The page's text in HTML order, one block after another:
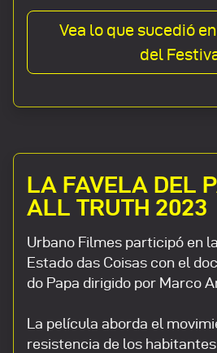
Vea lo que sucedió
del
LA FAVELA DEL
ALL TRUTH 2023
Urbano Filmes participó en
Estado das Coisas con el
do Papa dirigido por Marco
La película aborda el
resistencia de los